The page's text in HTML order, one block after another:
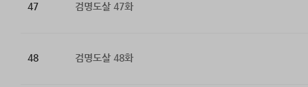
47 검명도살 47화
48 검명도살 48화